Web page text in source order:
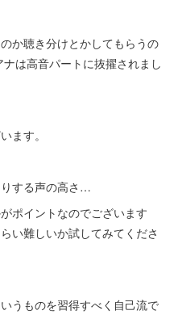
か聴き分けとかしてもらうの
は高音パートに抜擢されまし
ます。
する声の高さ…
ポイントなのでございます
い難しいか試してみてくださ
うものを習得すべく自己流で